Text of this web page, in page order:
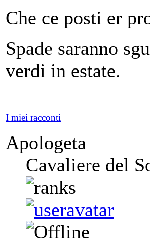
Che ce posti er
Spade saranno
verdi in estate.
I miei racconti
Apologeta
Cavaliere del